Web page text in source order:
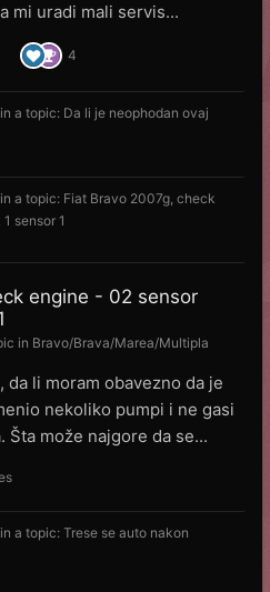
mi uradi mali servis...
4
a topic: Da li je neophodan ovaj
a topic: Fiat Bravo 2007g, check
sensor 1
engine - 02 sensor
in Bravo/Brava/Marea/Multipla
da li moram obavezno da je
nekoliko pumpi i ne gasi
Šta može najgore da se...
a topic: Trese se auto nakon